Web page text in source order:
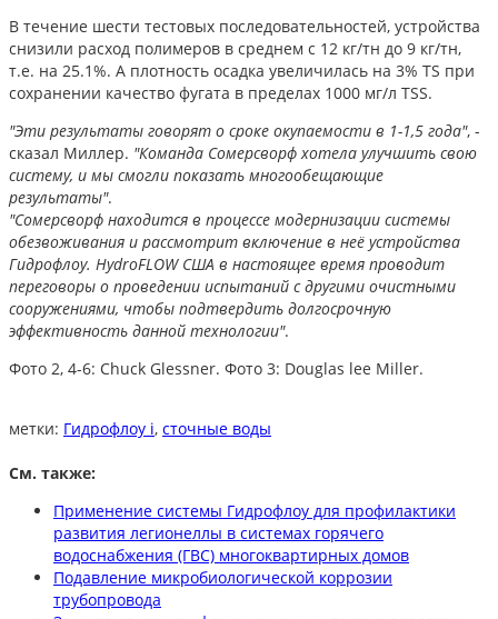
В течение шести тестовых последовательностей, устройства
снизили расход полимеров в среднем с 12 кг/тн до 9 кг/тн,
т.е. на 25.1%. А плотность осадка увеличилась на 3% TS при
сохранении качество фугата в пределах 1000 мг/л TSS.
"Эти результаты говорят о сроке окупаемости в 1-1,5 года", -
сказал Миллер. "Команда Сомерсворф хотела улучшить свою
систему, и мы смогли показать многообещающие
результаты".
"Сомерсворф находится в процессе модернизации системы
обезвоживания и рассмотрит включение в неё устройства
Гидрофлоу. HydroFLOW США в настоящее время проводит
переговоры о проведении испытаний с другими очистными
сооружениями, чтобы подтвердить долгосрочную
эффективность данной технологии".
Фото 2, 4-6: Chuck Glessner. Фото 3: Douglas lee Miller.
метки: Гидрофлоу i, сточные воды
См. также:
Применение системы Гидрофлоу для профилактики
развития легионеллы в системах горячего
водоснабжения (ГВС) многоквартирных домов
Подавление микробиологической коррозии
трубопровода